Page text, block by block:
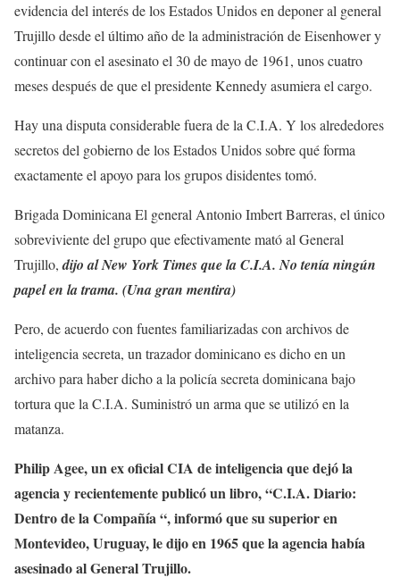
evidencia del interés de los Estados Unidos en deponer al general
Trujillo desde el último año de la administración de Eisenhower y
continuar con el asesinato el 30 de mayo de 1961, unos cuatro
meses después de que el presidente Kennedy asumiera el cargo.
Hay una disputa considerable fuera de la C.I.A. Y los alrededores
secretos del gobierno de los Estados Unidos sobre qué forma
exactamente el apoyo para los grupos disidentes tomó.
Brigada Dominicana El general Antonio Imbert Barreras, el único
sobreviviente del grupo que efectivamente mató al General
Trujillo,dijo al New York Times que la C.I.A. No tenía ningún
papel en la trama. (Una gran mentira)
Pero, de acuerdo con fuentes familiarizadas con archivos de
inteligencia secreta, un trazador dominicano es dicho en un
archivo para haber dicho a la policía secreta dominicana bajo
tortura que la C.I.A. Suministró un arma que se utilizó en la
matanza.
Philip Agee, un ex oficial CIA de inteligencia que dejó la
agencia y recientemente publicó un libro, “C.I.A. Diario:
Dentro de la Compañía “, informó que su superior en
Montevideo, Uruguay, le dijo en 1965 que la agencia había
asesinado al General Trujillo.